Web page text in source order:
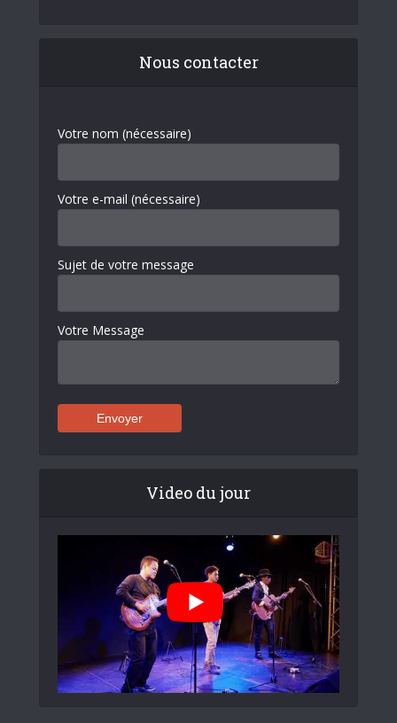
Nous contacter
Votre nom (nécessaire)
Votre e-mail (nécessaire)
Sujet de votre message
Votre Message
Video du jour